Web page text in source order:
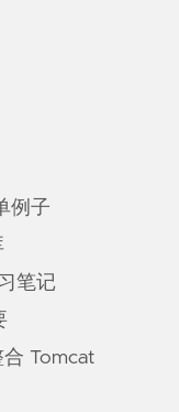
例子
笔记
Tomcat